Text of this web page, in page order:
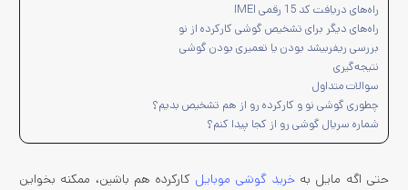
راه‌های دریافت کد 15 رقمی IMEI
راه‌های دیگر برای تشخیص گوشی کارکرده از نو
بررسی ریفربیشد بودن یا تعمیری بودن گوشی
نتیجه‌گیری
سوالات متداول
چطوری گوشی نو و کارکرده رو از هم تشخیص بدیم؟
شماره سریال گوشی رو از کجا پیدا کنم؟
حتی اگه مایل بهخرید گوشی موبایل کارکرده هم باشین، ممکنه بخواین